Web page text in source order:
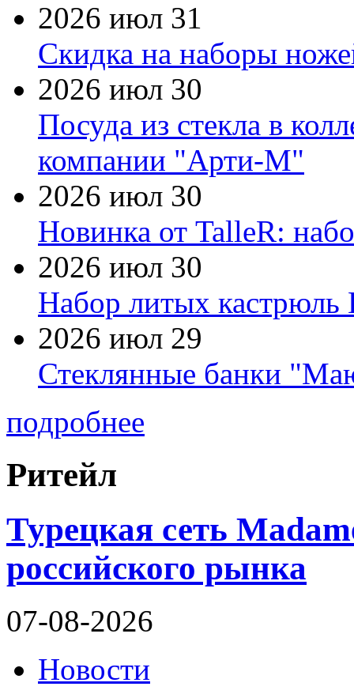
2026 июл 31
Скидка на наборы
2026 июл 30
Посуда из стекла в
компании "Арти-М"
2026 июл 30
Новинка от TalleR:
2026 июл 30
Набор литых кастрюль
2026 июл 29
Стеклянные банки
подробнее
Ритейл
Турецкая сеть
российского рынка
07-08-2026
Новости